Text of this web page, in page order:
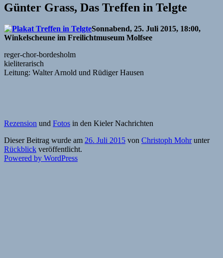
Günter Grass, Das Treffen in Telgte
Sonnabend, 25. Juli 2015, 18:00,
Winkelscheune im Freilichtmuseum Molfsee
reger-chor-bordesholm
kieliterarisch
Leitung: Walter Arnold und Rüdiger Hausen
Rezension und Fotos in den Kieler Nachrichten
Dieser Beitrag wurde am 26. Juli 2015 von Christoph Mohrunter
Rückblick veröffentlicht.
Powered by WordPress